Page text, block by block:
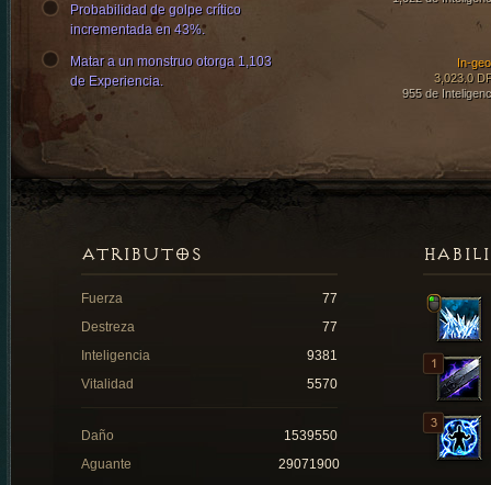
In-
3,023.0
955 de
Probabilidad de golpe crítico
incrementada en 43%.
Matar a un monstruo otorga 1,103
de Experiencia.
ATRIBUTOS
Fuerza
77
Destreza
77
Inteligencia
9381
Vitalidad
5570
Daño
1539550
Aguante
29071900